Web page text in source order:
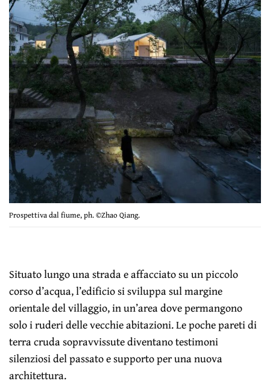
Prospettiva dal fiume, ph. ©Zhao Qiang.
Situato lungo una strada e affacciato su un piccolo
corso d’acqua, l’edificio si sviluppa sul margine
orientale del villaggio, in un’area dove permangono
solo i ruderi delle vecchie abitazioni. Le poche pareti di
terra cruda sopravvissute diventano testimoni
silenziosi del passato e supporto per una nuova
architettura.